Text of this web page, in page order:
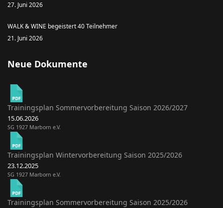
27. Juni 2026
WALK & WINE begeistert 40 Teilnehmer
21. Juni 2026
Neue Dokumente
Trainingsplan Sommervorbereitung Saison 2026/2027
15.06.2026
SG 1927 Marborn e.V.
Trainingsplan Wintervorbereitung Saison 2025/2026
23.12.2025
SG 1927 Marborn e.V.
Trainingsplan Sommervorbereitung Saison 2025/2026